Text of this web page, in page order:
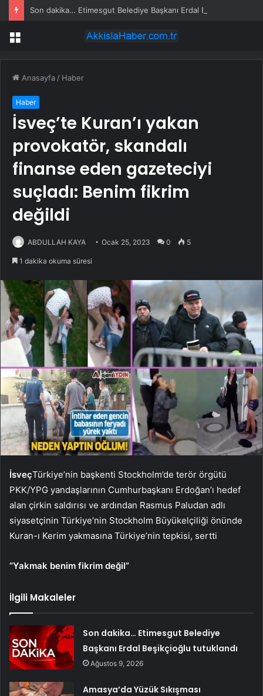
Menü
Anasayfa / Haber
Haber
İsveç’te Kuran’ı yakan
provokatör, skandalı
finanse eden gazeteciyi
suçladı: Benim fikrim
değildi
ABDULLAH KAYA Ocak 25, 2023 0 5
1 dakika okuma süresi
İsveçTürkiye’nin başkenti Stockholm’de terör örgütü
PKK/YPG yandaşlarının Cumhurbaşkanı Erdoğan’ı hedef
alan çirkin saldırısı ve ardından Rasmus Paludan adlı
siyasetçinin Türkiye’nin Stockholm Büyükelçiliği önünde
Kuran-ı Kerim yakmasına Türkiye’nin tepkisi, ​sertti
“Yakmak benim fikrim değil”
İlgili Makaleler
Son dakika… Etimesgut Belediye
Başkanı Erdal Beşikçioğlu tutuklandı
Ağustos 9, 2026
Amasya’da Yüzük Sıkışması